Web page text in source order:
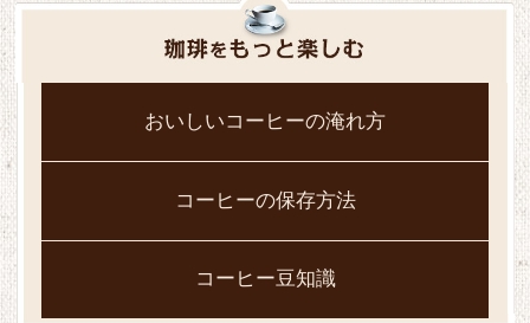
おいしいコーヒーの淹れ方
コーヒーの保存方法
コーヒー豆知識